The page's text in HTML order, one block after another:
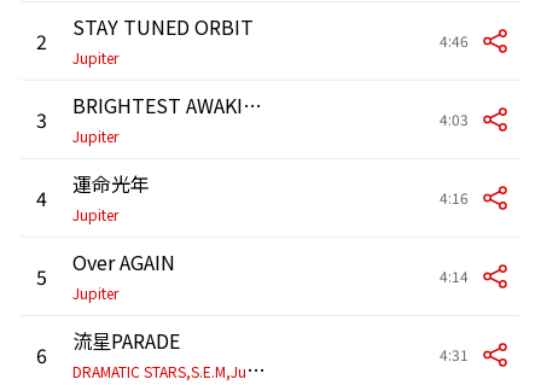
2 STAY TUNED ORBIT
Jupiter
4:46
3 BRIGHTEST AWAKING
Jupiter
4:03
4 運命光年
Jupiter
4:16
5 Over AGAIN
Jupiter
4:14
6
流星PARADE
D
RAMATIC STARS,S.E.M,Jupiter
4:31